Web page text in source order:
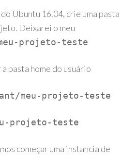
EU ACEITO
Ubuntu 16.04, crie uma pasta
Deixarei o meu
projeto-teste
pasta home do usuário
meu-projeto-teste
projeto-teste
começar uma instancia de